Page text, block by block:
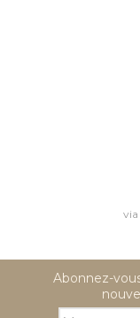
via
Abonnez-